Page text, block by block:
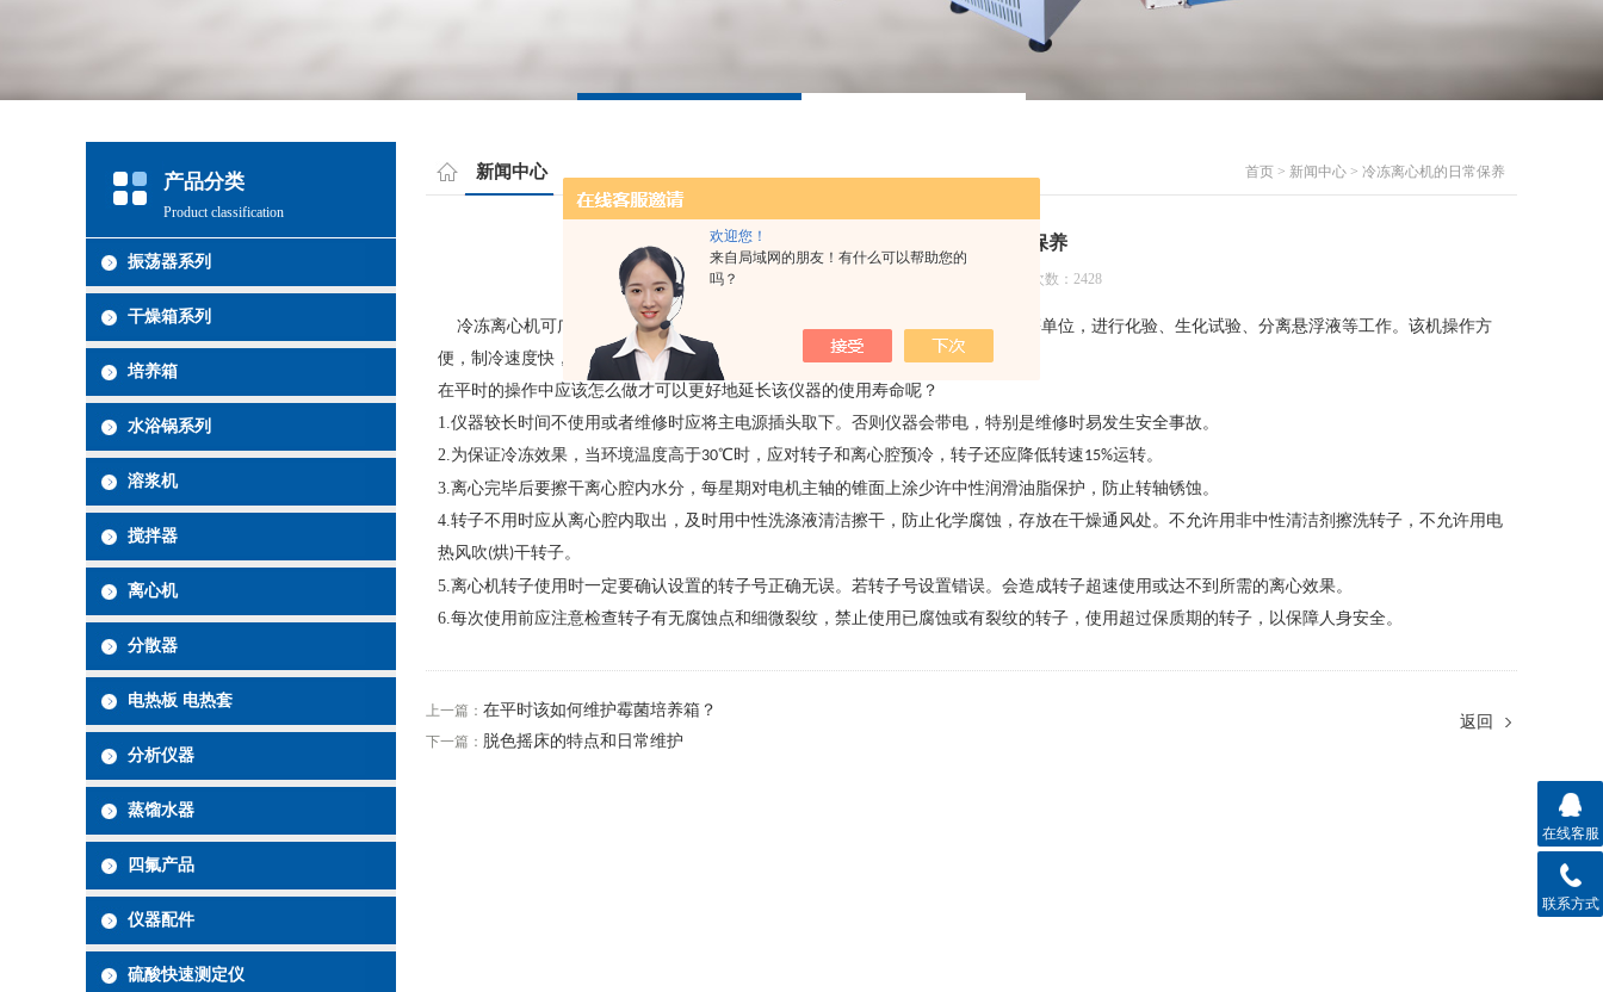
欢迎您！
来自局域网的朋友！有什么可以帮助您的
吗？
新闻中心 首页 > 新闻中心 > 冷冻离心机的日常保养
冷冻离心机的日常保养
更新日期：2017-06-20 浏览次数：2428
冷冻离心机可广泛用于科研、基因工程、遗传学、生命科学、生物化学、医疗等单位，进行化验、生化试验、分离悬浮液等工作。该机操作方
便，制冷速度快，适合于分离量少、离心要求高、温度低的实验。
在平时的操作中应该怎么做才可以更好地延长该仪器的使用寿命呢？
1.仪器较长时间不使用或者维修时应将主电源插头取下。否则仪器会带电，特别是维修时易发生安全事故。
2.为保证冷冻效果，当环境温度高于30℃时，应对转子和离心腔预冷，转子还应降低转速15%运转。
3.离心完毕后要擦干离心腔内水分，每星期对电机主轴的锥面上涂少许中性润滑油脂保护，防止转轴锈蚀。
4.转子不用时应从离心腔内取出，及时用中性洗涤液清洁擦干，防止化学腐蚀，存放在干燥通风处。不允许用非中性清洁剂擦洗转子，不允许用电
热风吹(烘)干转子。
5.离心机转子使用时一定要确认设置的转子号正确无误。若转子号设置错误。会造成转子超速使用或达不到所需的离心效果。
6.每次使用前应注意检查转子有无腐蚀点和细微裂纹，禁止使用已腐蚀或有裂纹的转子，使用超过保质期的转子，以保障人身安全。
上一篇： 在平时该如何维护霉菌培养箱？
下一篇： 脱色摇床的特点和日常维护
返回
产品分类
Product classification
振荡器系列
干燥箱系列
培养箱
水浴锅系列
溶浆机
搅拌器
离心机
分散器
电热板 电热套
分析仪器
蒸馏水器
四氟产品
仪器配件
硫酸快速测定仪
在线客服
联系方式